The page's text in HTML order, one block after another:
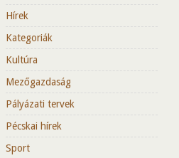
Hírek
Kategoriák
Kultúra
Mezőgazdaság
Pályázati tervek
Pécskai hírek
Sport